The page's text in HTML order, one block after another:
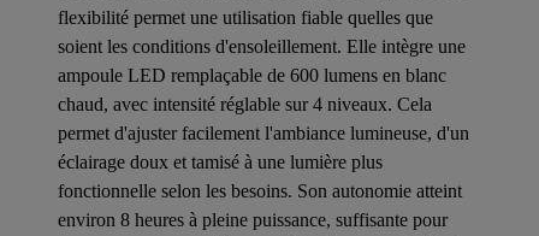
flexibilité permet une utilisation fiable quelles que
soient les conditions d'ensoleillement. Elle intègre une
ampoule LED remplaçable de 600 lumens en blanc
chaud, avec intensité réglable sur 4 niveaux. Cela
permet d'ajuster facilement l'ambiance lumineuse, d'un
éclairage doux et tamisé à une lumière plus
fonctionnelle selon les besoins. Son autonomie atteint
environ 8 heures à pleine puissance, suffisante pour